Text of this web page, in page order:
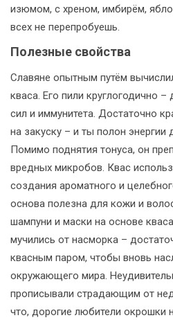
изюмом, с хреном, имбирём,
всех не перепробуешь.
Полезные свойства
Славяне опытным путём
кваса. Его пили круглогодично
сил и иммунитета. Достаточно
на закуску – и ты полон
Помимо поднятия тонуса, он
вредных микробов. Квас
создания ароматного и
основа полезна для кожи и
шампуни и маски на основе
мучились от насморка –
квасным паром, чтобы вновь
окружающего мира.
прописывали страдающим от
что, дорогие любители окрошки